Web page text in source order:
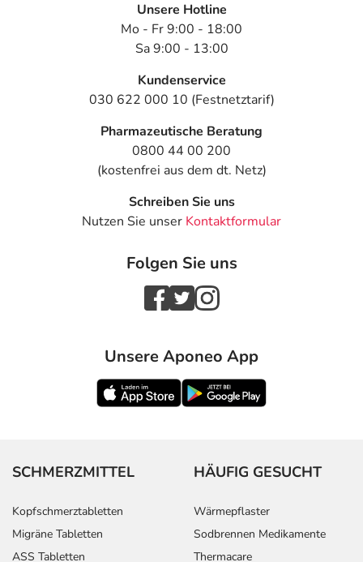
Unsere Hotline
Mo - Fr 9:00 - 18:00
Sa 9:00 - 13:00
Kundenservice
030 622 000 10 (Festnetztarif)
Pharmazeutische Beratung
0800 44 00 200
(kostenfrei aus dem dt. Netz)
Schreiben Sie uns
Nutzen Sie unser Kontaktformular
Folgen Sie uns
Unsere Aponeo App
SCHMERZMITTEL
Kopfschmerztabletten
Migräne Tabletten
ASS Tabletten
HÄUFIG GESUCHT
Wärmepflaster
Sodbrennen Medikamente
Thermacare